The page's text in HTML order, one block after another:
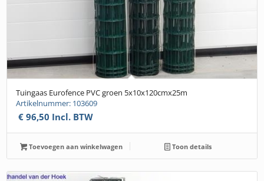
Tuingaas Eurofence PVC groen 5x10x120cmx25m
Artikelnummer: 103609
€ 96,50 Incl. BTW
Toevoegen aan winkelwagen Toon details